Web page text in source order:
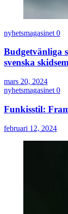
nyhetsmagasinet 0
Budgetvänliga
svenska
mars 20, 2024
nyhetsmagasinet 0
Funkisstil:
februari 12, 2024